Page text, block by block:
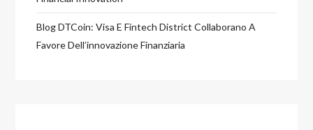
Blog DTCoin: Visa E Fintech District Collaborano A
Favore Dell’innovazione Finanziaria